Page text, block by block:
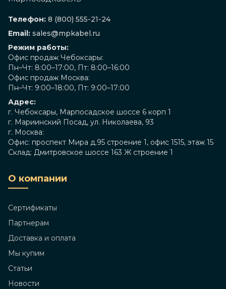
Телефон: 8 (800) 555-21-24
Email: sales@mpkabel.ru
Режим работы:
Офис продаж Чебоксары:
Пн–Чт: 8:00–17:00, Пт: 8:00–16:00
Офис продаж Москва:
Пн–Чт: 9:00–18:00, Пт: 9:00–17:00
Адрес:
г. Чебоксары, Марпосадское шоссе 6 корп 1
г. Мариинский Посад, ул. Николаева, 93
г. Москва:
Офис: проспект Мира д.95 строение 1, офис 1515, этаж 15
Склад: Дмитровское шоссе 163 Ж строение 1
О компании
Сертификаты
Партнерам
Доставка и оплата
Мы купим
Статьи
Новости